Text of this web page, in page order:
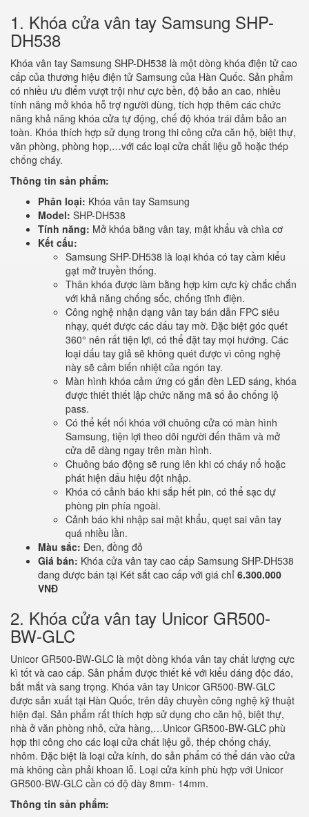
1. Khóa cửa vân tay Samsung SHP-
DH538
Khóa vân tay Samsung SHP-DH538 là một dòng khóa điện tử cao
cấp của thương hiệu điện tử Samsung của Hàn Quốc. Sản phẩm
có nhiều ưu điểm vượt trội như cực bền, độ bảo an cao, nhiều
tính năng mở khóa hỗ trợ người dùng, tích hợp thêm các chức
năng khả năng khóa cửa tự động, chế độ khóa trái đảm bảo an
toàn. Khóa thích hợp sử dụng trong thi công cửa căn hộ, biệt thự,
văn phòng, phòng họp,…với các loại cửa chất liệu gỗ hoặc thép
chống cháy.
Thông tin sản phẩm:
Phân loại: Khóa vân tay Samsung
Model: SHP-DH538
Tính năng: Mở khóa bằng vân tay, mật khẩu và chìa cơ
Kết cấu:
Samsung SHP-DH538 là loại khóa có tay cầm kiểu
gạt mở truyền thống.
Thân khóa được làm bằng hợp kim cực kỳ chắc chắn
với khả năng chống sốc, chống tĩnh điện.
Công nghệ nhận dạng vân tay bán dẫn FPC siêu
nhạy, quét được các dấu tay mờ. Đặc biệt góc quét
360° nên rất tiện lợi, có thể đặt tay mọi hướng. Các
loại dấu tay giả sẽ không quét được vì công nghệ
này sẽ cảm biến nhiệt của ngón tay.
Màn hình khóa cảm ứng có gắn đèn LED sáng, khóa
được thiết thiết lập chức năng mã số ảo chống lộ
pass.
Có thể kết nối khóa với chuông cửa có màn hình
Samsung, tiện lợi theo dõi người đến thăm và mở
cửa dễ dàng ngay trên màn hình.
Chuông báo động sẽ rung lên khi có cháy nổ hoặc
phát hiện dấu hiệu đột nhập.
Khóa có cảnh báo khi sắp hết pin, có thể sạc dự
phòng pin phía ngoài.
Cảnh báo khi nhập sai mật khẩu, quẹt sai vân tay
quá nhiều lần.
Màu sắc: Đen, đồng đỏ
Giá bán: Khóa cửa vân tay cao cấp Samsung SHP-DH538
đang được bán tại Két sắt cao cấp với giá chỉ 6.300.000
VNĐ
2. Khóa cửa vân tay Unicor GR500-
BW-GLC
Unicor GR500-BW-GLC là một dòng khóa vân tay chất lượng cực
kì tốt và cao cấp. Sản phẩm được thiết kế với kiểu dáng độc đáo,
bắt mắt và sang trọng. Khóa vân tay Unicor GR500-BW-GLC
được sản xuất tại Hàn Quốc, trên dây chuyền công nghệ kỹ thuật
hiện đại. Sản phẩm rất thích hợp sử dụng cho căn hộ, biệt thự,
nhà ở văn phòng nhỏ, cửa hàng,…Unicor GR500-BW-GLC phù
hợp thi công cho các loại cửa chất liệu gỗ, thép chống cháy,
nhôm. Đặc biệt là loại cửa kính, do sản phẩm có thể dán vào cửa
mà không cần phải khoan lỗ. Loại cửa kính phù hợp với Unicor
GR500-BW-GLC cần có độ dày 8mm- 14mm.
Thông tin sản phẩm: